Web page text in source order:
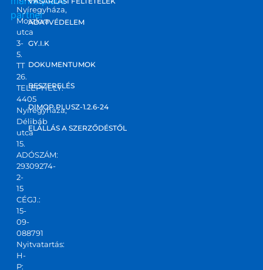
partner
Nyíregyháza,
Moszkva
utca
3-
5.
TT
26.
TELEPHELY:
4405
Nyíregyháza,
Délibáb
utca
15.
ADÓSZÁM:
29309274-
2-
15
CÉGJ.:
15-
09-
088791
Nyitvatartás:
H-
P:
ADATVÉDELEM
GY.I.K
DOKUMENTUMOK
BESZERELÉS
DIMOP PLUSZ-1.2.6-24
ELÁLLÁS A SZERZŐDÉSTŐL